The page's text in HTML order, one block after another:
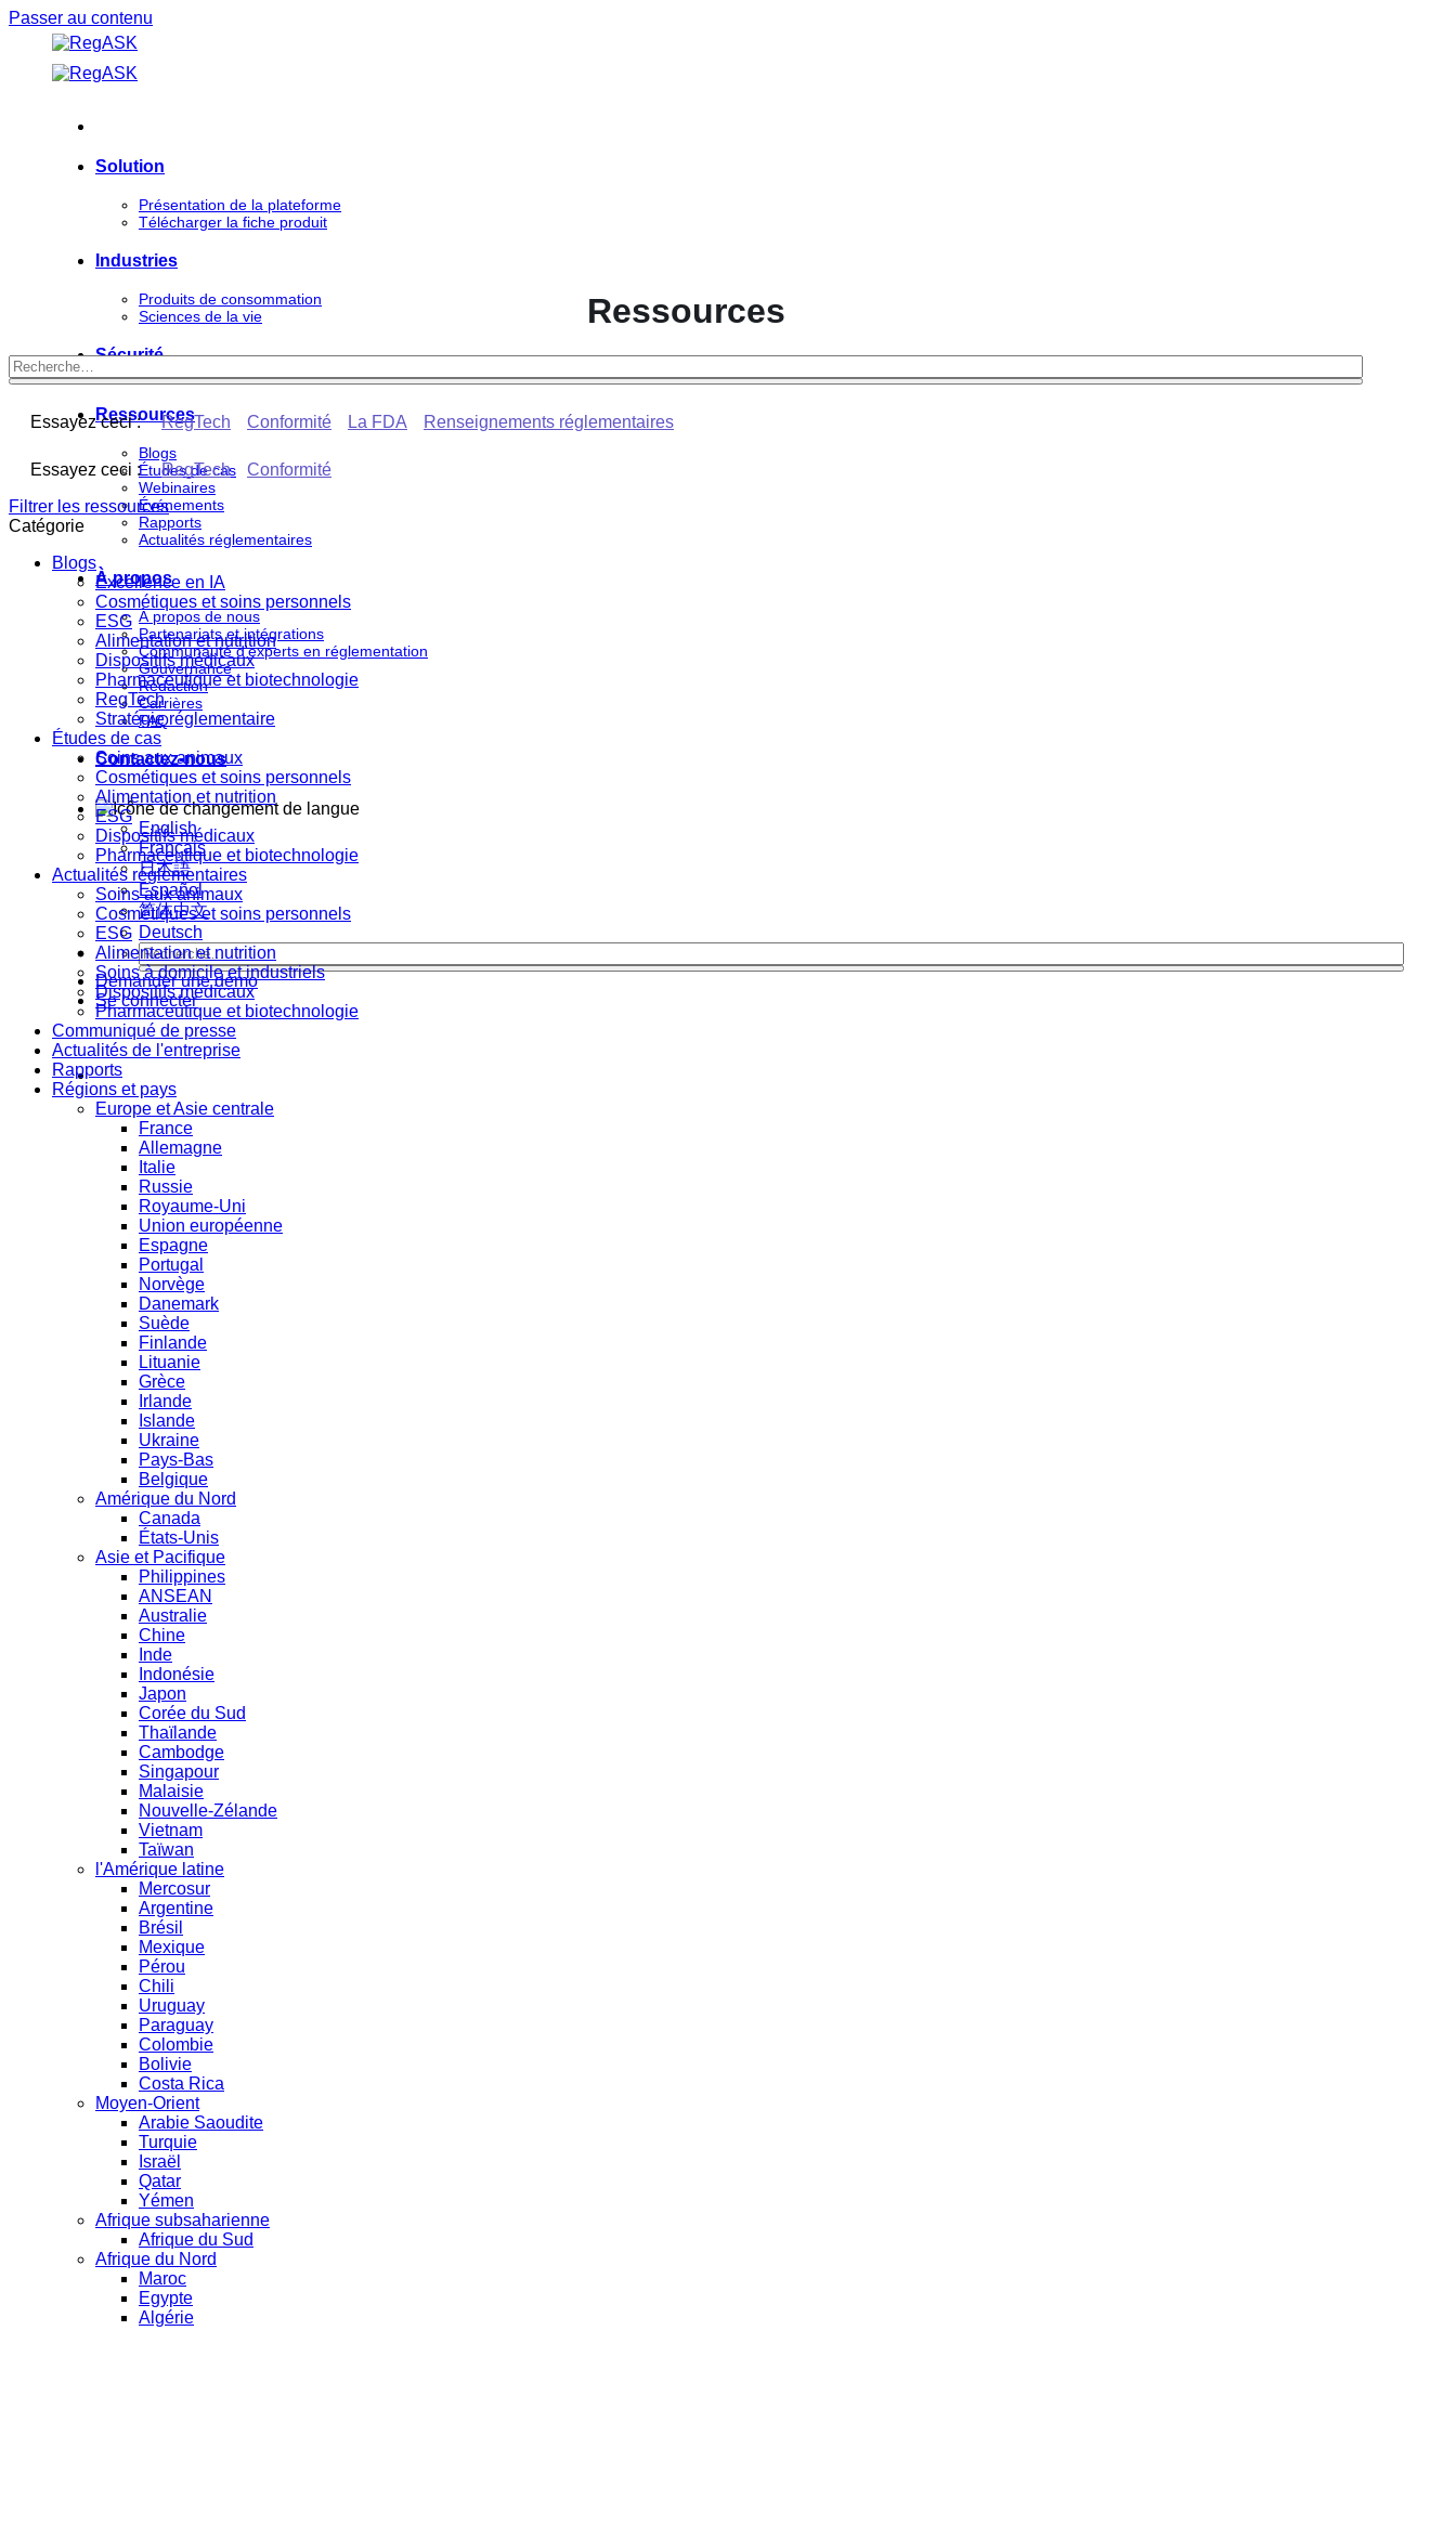
Passer au contenu
Solution
Présentation de la plateforme
Télécharger la fiche produit
Industries
Produits de consommation
Sciences de la vie
Sécurité
Ressources
Blogs
Études de cas
Webinaires
Événements
Rapports
Actualités réglementaires
À propos
À propos de nous
Partenariats et intégrations
Communauté d'experts en réglementation
Gouvernance
Rédaction
Carrières
FAQ
Contactez-nous
English
Français
日本語
Español
简体中文
Deutsch
Demander une démo
Se connecter
Ressources
Essayez ceci : RegTech Conformité La FDA Renseignements réglementaires
Essayez ceci : RegTech
Conformité
Filtrer les ressources
Catégorie
Blogs
Excellence en IA
Cosmétiques et soins personnels
ESG
Alimentation et nutrition
Dispositifs médicaux
Pharmaceutique et biotechnologie
RegTech
Stratégie réglementaire
Études de cas
Soins aux animaux
Cosmétiques et soins personnels
Alimentation et nutrition
ESG
Dispositifs médicaux
Pharmaceutique et biotechnologie
Actualités réglementaires
Soins aux animaux
Cosmétiques et soins personnels
ESG
Alimentation et nutrition
Soins à domicile et industriels
Dispositifs médicaux
Pharmaceutique et biotechnologie
Communiqué de presse
Actualités de l'entreprise
Rapports
Régions et pays
Europe et Asie centrale
France
Allemagne
Italie
Russie
Royaume-Uni
Union européenne
Espagne
Portugal
Norvège
Danemark
Suède
Finlande
Lituanie
Grèce
Irlande
Islande
Ukraine
Pays-Bas
Belgique
Amérique du Nord
Canada
États-Unis
Asie et Pacifique
Philippines
ANSEAN
Australie
Chine
Inde
Indonésie
Japon
Corée du Sud
Thaïlande
Cambodge
Singapour
Malaisie
Nouvelle-Zélande
Vietnam
Taïwan
l'Amérique latine
Mercosur
Argentine
Brésil
Mexique
Pérou
Chili
Uruguay
Paraguay
Colombie
Bolivie
Costa Rica
Moyen-Orient
Arabie Saoudite
Turquie
Israël
Qatar
Yémen
Afrique subsaharienne
Afrique du Sud
Afrique du Nord
Maroc
Egypte
Algérie